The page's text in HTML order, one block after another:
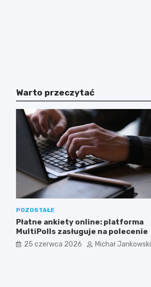
Warto przeczytać
POZOSTAŁE
Płatne ankiety online: platforma
MultiPolls zasługuje na polecenie
25 czerwca 2026 Michał Jankowski